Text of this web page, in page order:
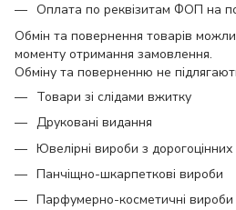
Оплата по реквізитам ФОП на
Обмін та повернення товарів
моменту отримання замовлення.
Обміну та поверненню не
Товари зі слідами вжитку
Друковані видання
Ювелірні вироби з дорогоцінних
Панчіщно-шкарпеткові вироби
Парфумерно-косметичні вироби